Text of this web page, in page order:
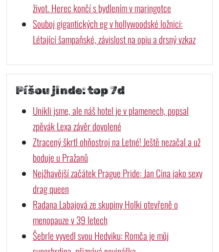
život. Herec končí s bydlením v maringotce
Souboj gigantických eg v hollywoodské ložnici:
Létající šampaňské, závislost na opiu a drsný vzkaz
Píšou jinde: top 7d
Unikli jsme, ale náš hotel je v plamenech, popsal
zpěvák Lexa závěr dovolené
Ztracený škrtl ohňostroj na Letné! Ještě nezačal a už
boduje u Pražanů
Nejžhavější začátek Prague Pride: Jan Cina jako sexy
drag queen
Radana Labajová ze skupiny Holki otevřeně o
menopauze v 39 letech
Šebrle vyvedl svou Hedviku: Romča je můj